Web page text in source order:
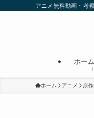
アニメ無料動画・考
ホー
ホーム アニメ 原